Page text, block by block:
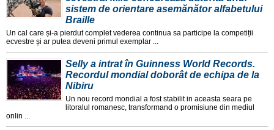
sistem de orientare asemănător alfabetului
Braille
Un cal care și-a pierdut complet vederea continua sa participe la competiții
ecvestre și ar putea deveni primul exemplar ...
Selly a intrat în Guinness World Records.
Recordul mondial doborât de echipa de la
Nibiru
Un nou record mondial a fost stabilit in aceasta seara pe
litoralul romanesc, transformand o promisiune din mediul
onlin ...